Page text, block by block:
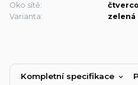
Oko sítě:
Varianta:
zelená
Kompletní specifikace